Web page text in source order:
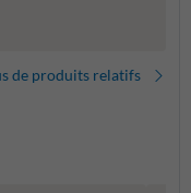
de produits relatifs